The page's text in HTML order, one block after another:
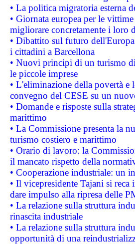
• La politica migratoria esterna
• Giornata europea per le
migliorare concretamente i loro
• Dibattito sul futuro
i cittadini a Barcellona
• Nuovi principi di un turismo
le piccole imprese
• L'eliminazione della povertà
convegno del CESE su un
• Domande e risposte sulla
marittimo
• La Commissione presenta la
turismo costiero e marittimo
• Orario di lavoro: la
il mancato rispetto della
• Cooperazione industriale: un
• Il vicepresidente Tajani si
dare impulso alla ripresa delle
• La relazione sulla struttura
rinascita industriale
• La relazione sulla struttura
opportunità di una